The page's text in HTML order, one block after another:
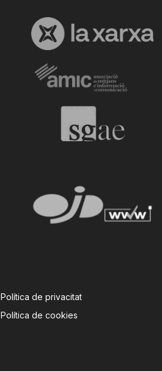
Política de privacitat
Política de cookies